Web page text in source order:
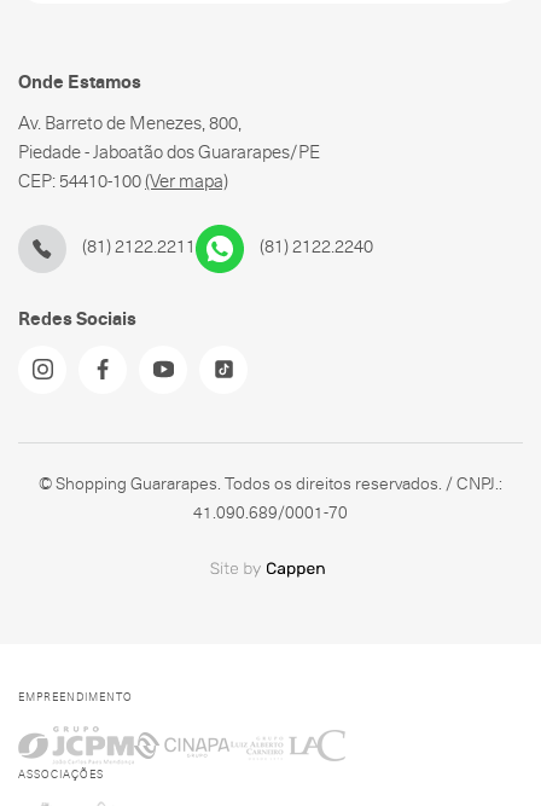
Onde Estamos
Av. Barreto de Menezes, 800,
Piedade - Jaboatão dos Guararapes/PE
CEP: 54410-100(Ver mapa)
Redes Sociais
(81) 2122.2211 (81) 2122.2240
© Shopping Guararapes. Todos os direitos reservados. / CNPJ.:
41.090.689/0001-70
EMPREENDIMENTO
ASSOCIAÇÕES